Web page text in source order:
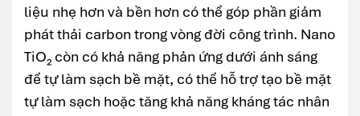
liệu nhẹ hơn và bền hơn có thể góp phần giảm
phát thải carbon trong vòng đời công trình. Nano
TiO₂ còn có khả năng phản ứng dưới ánh sáng
để tự làm sạch bề mặt, có thể hỗ trợ tạo bề mặt
tự làm sạch hoặc tăng khả năng kháng tác nhân